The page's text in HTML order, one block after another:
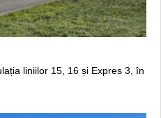
liniilor 15, 16 și Expres 3, în